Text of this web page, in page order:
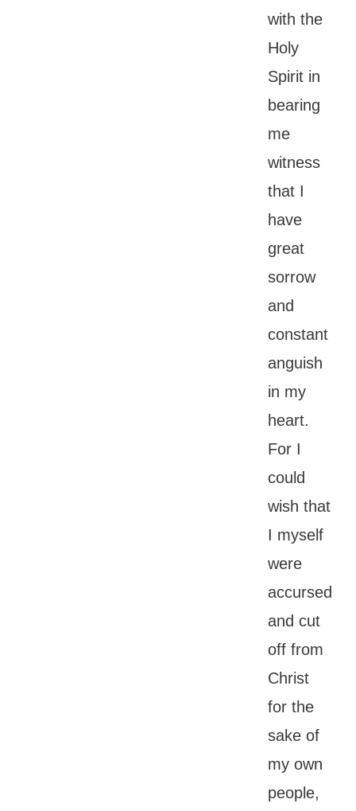
with the
Holy
Spirit in
bearing
me
witness
that I
have
great
sorrow
and
constant
anguish
in my
heart.
For I
could
wish that
I myself
were
accursed
and cut
off from
Christ
for the
sake of
my own
people,